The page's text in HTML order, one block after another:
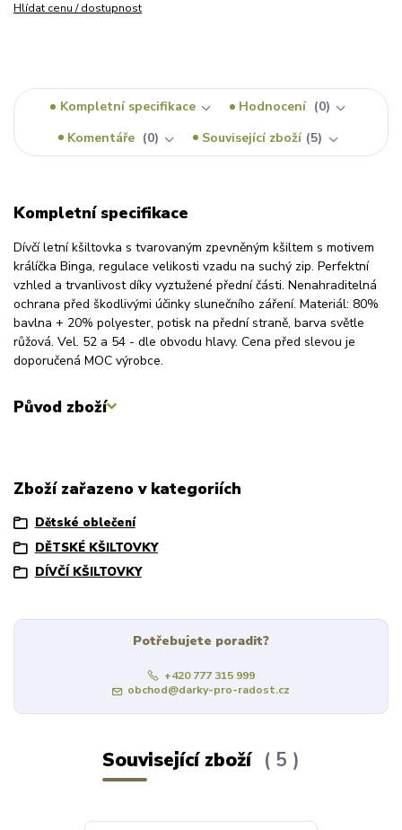
Hlídat cenu / dostupnost
Kompletní specifikace Hodnocení
0
Komentáře
0 Související zboží 5
Kompletní specifikace
Dívčí letní kšiltovka s tvarovaným zpevněným kšiltem s motivem
králíčka Binga, regulace velikosti vzadu na suchý zip. Perfektní
vzhled a trvanlivost díky vyztužené přední části. Nenahraditelná
ochrana před škodlivými účinky slunečního záření. Materiál: 80%
bavlna + 20% polyester, potisk na přední straně, barva světle
růžová. Vel. 52 a 54 - dle obvodu hlavy. Cena před slevou je
doporučená MOC výrobce.
Původ zboží
Zboží zařazeno v kategoriích
Dětské oblečení
DĚTSKÉ KŠILTOVKY
DÍVČÍ KŠILTOVKY
Potřebujete poradit?
+420 777 315 999
obchod@darky-pro-radost.cz
Související zboží 5